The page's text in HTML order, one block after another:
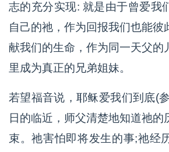
志的充分实现: 就是由于曾爱我
自己的祂，作为回报我们也能彼
献我们的生命，作为同一天父的
里成为真正的兄弟姐妹。
若望福音说，耶稣爱我们到底(
日的临近，师父清楚地知道祂的
束。祂害怕即将发生的事;祂经